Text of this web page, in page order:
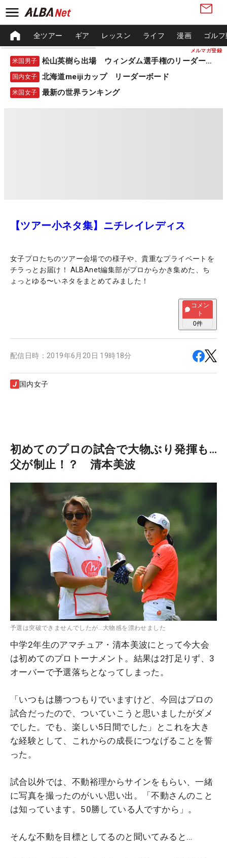
メルマガ登録
全ツアー ギア レッスン ライフ 漫画 ゴル
米国男子 松山英樹ら出場 ウィンダム選手権のリーダーボード
国内女子 北海道meijiカップ リーダーボード
米国女子 最新の世界ランキング
【ツアー小ネタ集】ニチレイレディス
女子プロたちのツアー会場での様子や、貴重なプライベートを
チラっとお届け！ ALBAnet編集部がプロからかき集めた、ち
ょっとゆる〜いネタをまとめてみました！
コメン
ト
0件
配信日時： 2019年6月20日 19時18分
国内女子
初めてのプロの試合で大物ぶり発揮も…
父が制止！？ 清本美波
予選は突破できませんでしたが…大物感を漂わせました
中学2年生のアマチュア・清本美波にとって今大会
は初めてのプロトーナメント。結果は2打足りず、3
オーバーで予選落ちとなってしまった。
「いつもは勝つつもりでいますけど、今回はプロの
試合だったので、ついていこうと思いましたがダメ
でした。でも、楽しい5日間でした」とこれを大き
な経験として、これからの成長につなげることを誓
った。
試合以外では、不動裕理からサインをもらい、一緒
に写真を撮ったのがいい思い出。「不動さんのこと
は知っています。50勝している人ですから」。
そんな不動を目標としてるのと聞いてみると…